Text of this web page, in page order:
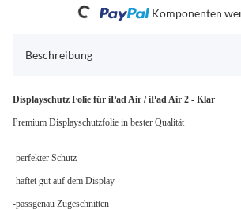
Loading... Komponenten
Beschreibung
Displayschutz Folie für iPad Air / iPad Air 2 - Klar
Premium Displayschutzfolie in bester Qualität
-perfekter Schutz
-haftet gut auf dem Display
-passgenau Zugeschnitten